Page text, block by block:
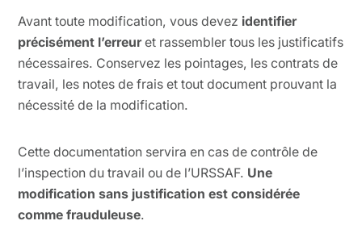
Avant toute modification, vous devez identifier
précisément l’erreuret rassembler tous les justificatifs
nécessaires. Conservez les pointages, les contrats de
travail, les notes de frais et tout document prouvant la
nécessité de la modification.
Cette documentation servira en cas de contrôle de
l’inspection du travail ou de l’URSSAF. Une
modification sans justification est considérée
comme frauduleuse.